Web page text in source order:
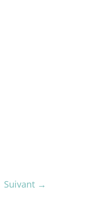
Suivant →